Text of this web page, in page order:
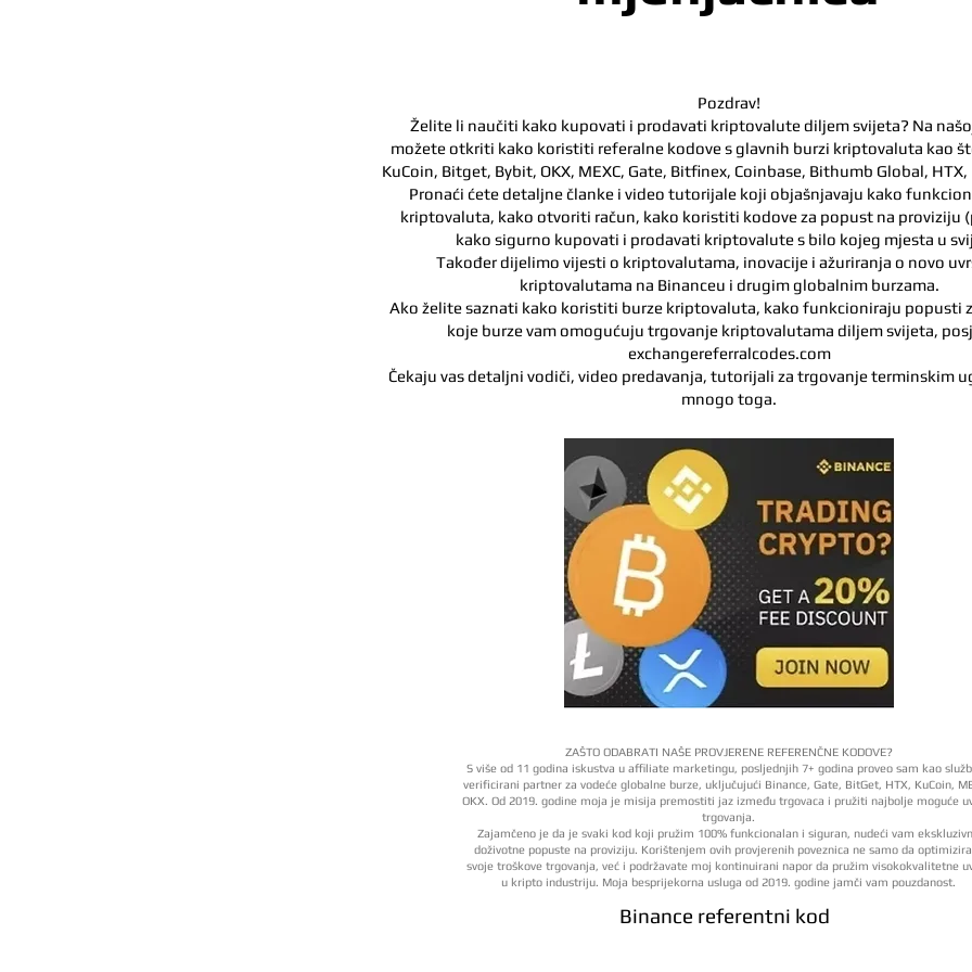
Pozdrav!
Želite li naučiti kako kupovati i prodavati kriptovalute diljem svijeta? Na
možete otkriti kako koristiti referalne kodove s glavnih burzi kriptovaluta kao
KuCoin, Bitget, Bybit, OKX, MEXC, Gate, Bitfinex, Coinbase, Bithumb Global, HTX,
Pronaći ćete detaljne članke i video tutorijale koji objašnjavaju kako
kriptovaluta, kako otvoriti račun, kako koristiti kodove za popust na proviziju
kako sigurno kupovati i prodavati kriptovalute s bilo kojeg mjesta u
Također dijelimo vijesti o kriptovalutama, inovacije i ažuriranja o novo
kriptovalutama na Binanceu i drugim globalnim burzama.
Ako želite saznati kako koristiti burze kriptovaluta, kako funkcioniraju popusti
koje burze vam omogućuju trgovanje kriptovalutama diljem svijeta,
exchangereferralcodes.com
Čekaju vas detaljni vodiči, video predavanja, tutorijali za trgovanje terminskim
mnogo toga.
ZAŠTO ODABRATI NAŠE PROVJERENE REFERENČNE KODOVE?
S više od 11 godina iskustva u affiliate marketingu, posljednjih 7+ godina proveo sam kao
verificirani partner za vodeće globalne burze, uključujući Binance, Gate, BitGet, HTX, KuCoin,
OKX. Od 2019. godine moja je misija premostiti jaz između trgovaca i pružiti najbolje moguće
trgovanja.
Zajamčeno je da je svaki kod koji pružim 100% funkcionalan i siguran, nudeći vam
doživotne popuste na proviziju. Korištenjem ovih provjerenih poveznica ne samo da
svoje troškove trgovanja, već i podržavate moj kontinuirani napor da pružim visokokvalitetne
u kripto industriju. Moja besprijekorna usluga od 2019. godine jamči vam pouzdanost.
Binance referentni kod